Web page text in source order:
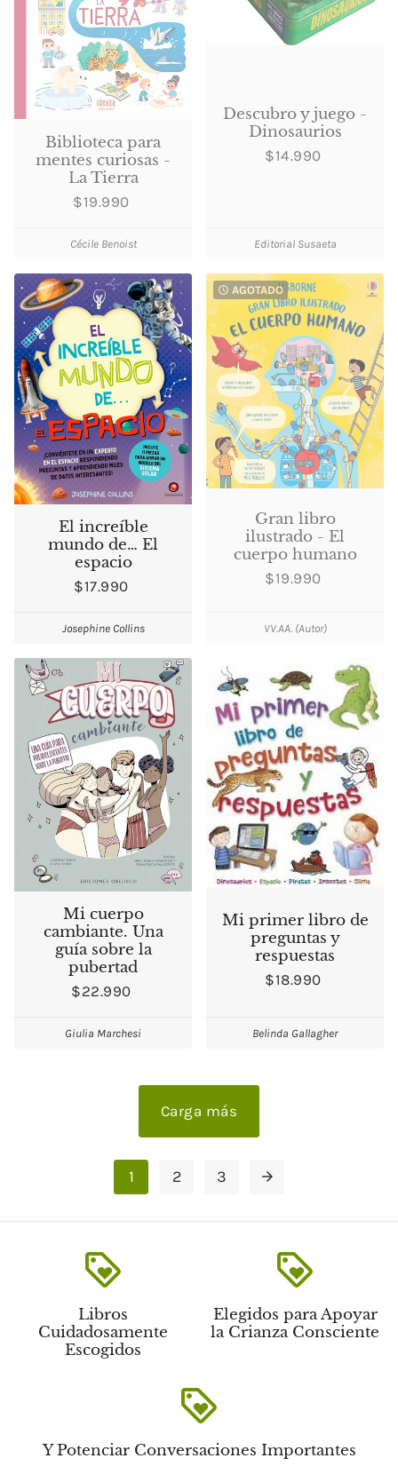
Biblioteca para
mentes curiosas -
La Tierra
$19.990
Cécile Benoist
Descubro y juego -
Dinosaurios
$14.990
Editorial Susaeta
El increíble
mundo de… El
espacio
$17.990
Josephine Collins
watch_later AGOTADO
Gran libro
ilustrado - El
cuerpo humano
$19.990
VV.AA. (Autor)
Mi cuerpo
cambiante. Una
guía sobre la
pubertad
$22.990
Giulia Marchesi
Mi primer libro de
preguntas y
respuestas
$18.990
Belinda Gallagher
Carga más
1 2 3 arrow_forward
loyalty
Libros
Cuidadosamente
Escogidos
loyalty
Elegidos para Apoyar
la Crianza Consciente
loyalty
Y Potenciar Conversaciones Importantes